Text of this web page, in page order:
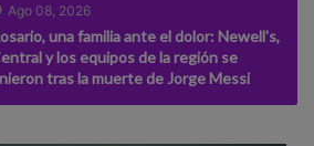
Ago 08, 2026
una familia ante el dolor: Newell's,
y los equipos de la región se
tras la muerte de Jorge Messi